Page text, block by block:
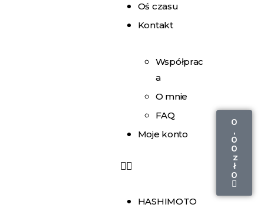
Oś czasu
Kontakt
Współprac
a
O mnie
FAQ
Moje konto
HASHIMOTO
0
,
0
0
z
ł
0